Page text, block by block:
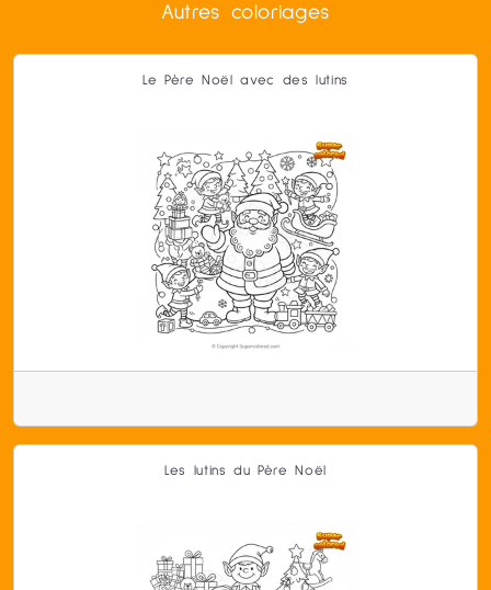
Autres coloriages
Le Père Noël avec des lutins
Les lutins du Père Noël